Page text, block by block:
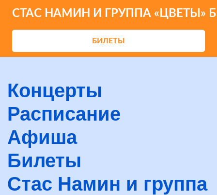
СТАС НАМИН И ГРУППА «ЦВЕТЫ»
БИЛЕТЫ
Концерты
Расписание
Афиша
Билеты
Стас Намин и группа